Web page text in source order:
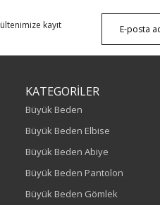
kayıt
KATEGORİLER
Büyük Beden
Büyük Beden Elbise
Büyük Beden Abiye
Büyük Beden Pantolon
Büyük Beden Gömlek